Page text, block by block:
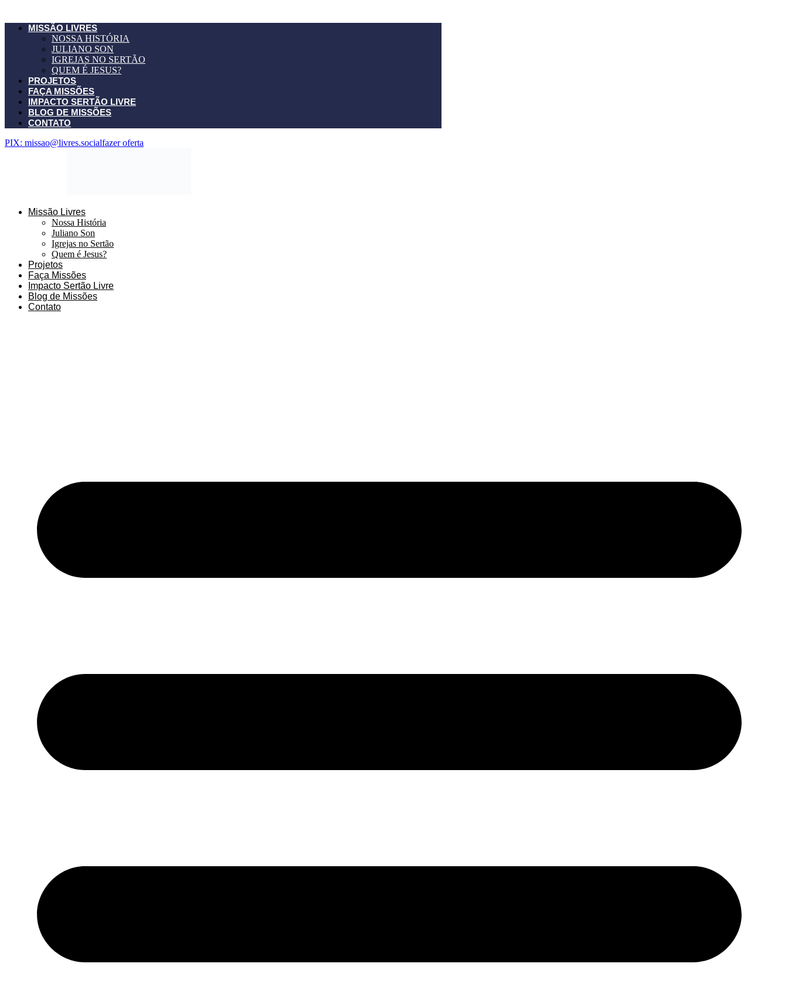
MISSÃO LIVRES
NOSSA HISTÓRIA
JULIANO SON
IGREJAS NO SERTÃO
QUEM É JESUS?
PROJETOS
FAÇA MISSÕES
IMPACTO SERTÃO LIVRE
BLOG DE MISSÕES
CONTATO
PIX: missao@livres.socialfazer oferta
Missão Livres
Nossa História
Juliano Son
Igrejas no Sertão
Quem é Jesus?
Projetos
Faça Missões
Impacto Sertão Livre
Blog de Missões
Contato